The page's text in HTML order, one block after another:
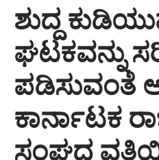
ಶುದ್ದ
ಘಟಕವನ್ನು
ಪಡಿಸುವಂತೆ
ಕಾರ್ನಾಟಕ
ಸಂಘದ